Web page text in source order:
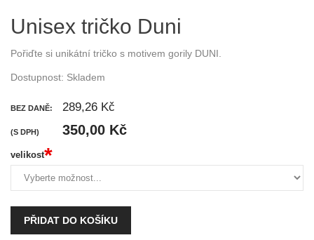
Unisex tričko Duni
Pořiďte si unikátní tričko s motivem gorily DUNI.
Dostupnost: Skladem
BEZ DANĚ: 289,26 Kč
(S DPH) 350,00 Kč
velikost*
PŘIDAT DO KOŠÍKU